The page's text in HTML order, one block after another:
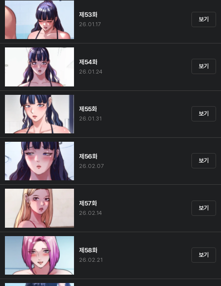
제53화
26.01.17
보기
제54화
26.01.24
보기
제55화
26.01.31
보기
제56화
26.02.07
보기
제57화
26.02.14
보기
제58화
26.02.21
보기